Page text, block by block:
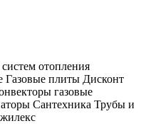
систем отопления
Газовые плиты Дисконт
газовые
Сантехника Трубы и